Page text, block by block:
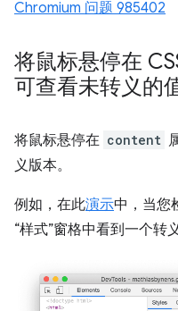
Chromium 问题 985402
将鼠标悬停在
可查看未转义的
将鼠标悬停在 content
义版本。
例如，在此演示中，当您
“样式”窗格中看到一个转